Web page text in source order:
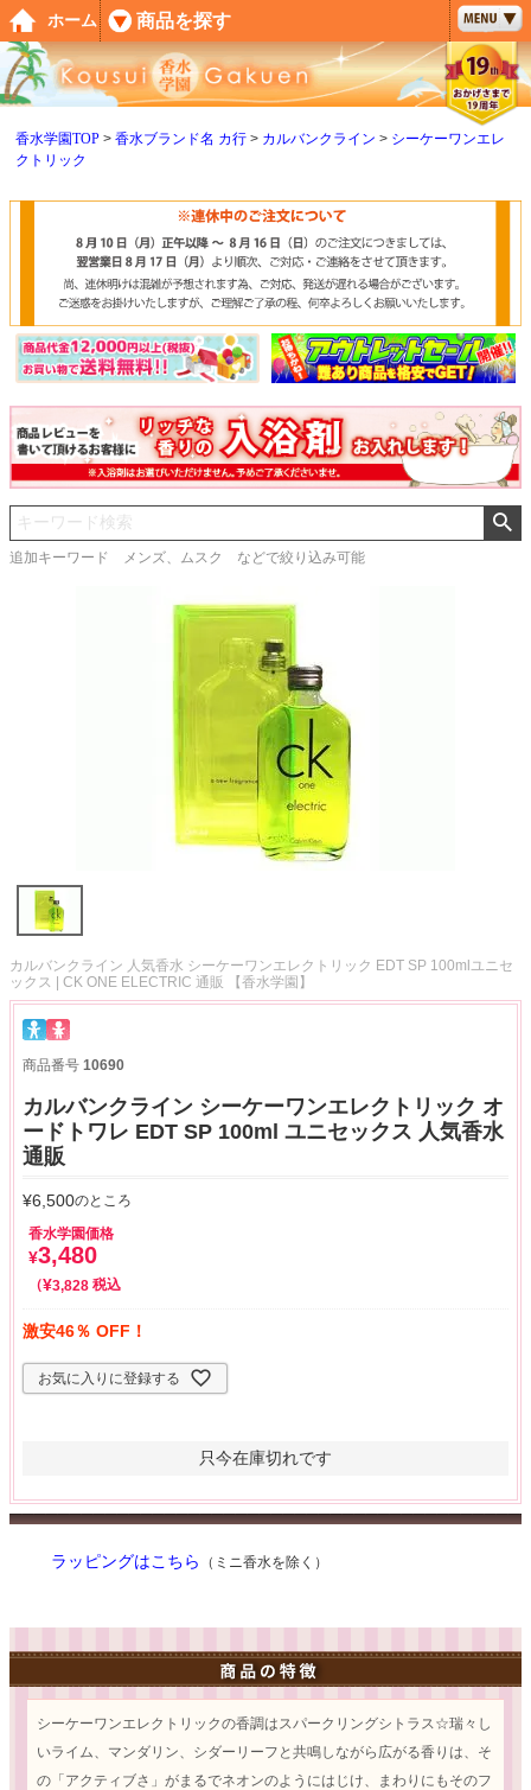
香水学園TOP 香水ブランド名 カ行 カルバンクライン
シーケーワンエレ
クトリック
追加キーワード メンズ、ムスク などで絞り込み可能
カルバンクライン 人気香水 シーケーワンエレクトリック EDT SP 100mlユニセ
ックス | CK ONE ELECTRIC 通販 【香水学園】
商品番号 10690
カルバンクライン シーケーワンエレクトリック オ
ードトワレ EDT SP 100ml ユニセックス 人気香水
通販
¥6,500のところ
香水学園価格
¥3,480
¥3,828 税込
激安46％ OFF！
お気に入りに登録する
只今在庫切れです
ラッピングはこちら （ミニ香水を除く）
シーケーワンエレクトリックの香調はスパークリングシトラス☆瑞々し
いライム、マンダリン、シダーリーフと共鳴しながら広がる香りは、そ
の「アクティブさ」がまるでネオンのようにはじけ、まわりにもそのフ
ペー
ジト
ップ
へ
ホーム 商品を探す